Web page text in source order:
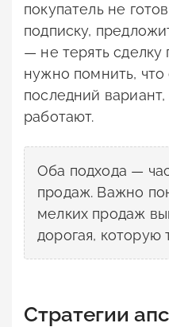
покупатель не
подписку,
— не терять
нужно помнить,
последний
работают.
Оба подхода —
продаж. Важно
мелких продаж
дорогая, которую
Стратегии